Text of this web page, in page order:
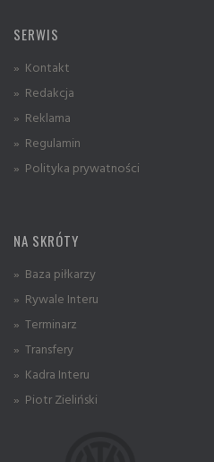
SERWIS
» Kontakt
» Redakcja
» Reklama
» Regulamin
» Polityka prywatności
NA SKRÓTY
» Baza piłkarzy
» Rywale Interu
» Terminarz
» Transfery
» Kadra Interu
» Piotr Zieliński